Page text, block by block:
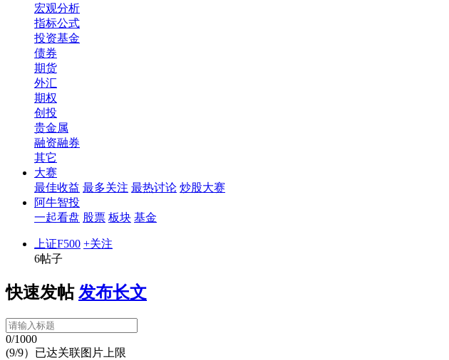
宏观分析
指标公式
投资基金
债券
期货
外汇
期权
创投
贵金属
融资融券
其它
大赛
最佳收益 最多关注 最热讨论 炒股大赛
阿牛智投
一起看盘 股票 板块 基金
上证F500 +关注
6帖子
快速发帖 发布长文
0/1000
(9/9）已达关联图片上限